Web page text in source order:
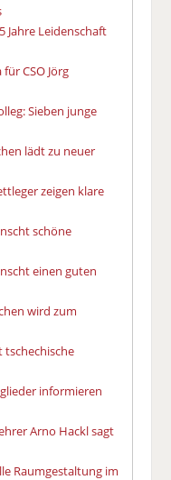
Jahre Leidenschaft
CSO Jörg
Sieben junge
lädt zu neuer
zeigen klare
schöne
einen guten
wird zum
tschechische
informieren
Arno Hackl sagt
Raumgestaltung im